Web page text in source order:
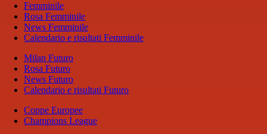
Femminile
Rosa Femminile
News Femminile
Calendario e risultati Femminile
Milan Futuro
Rosa Futuro
News Futuro
Calendario e risultati Futuro
Coppe Europee
Champions League